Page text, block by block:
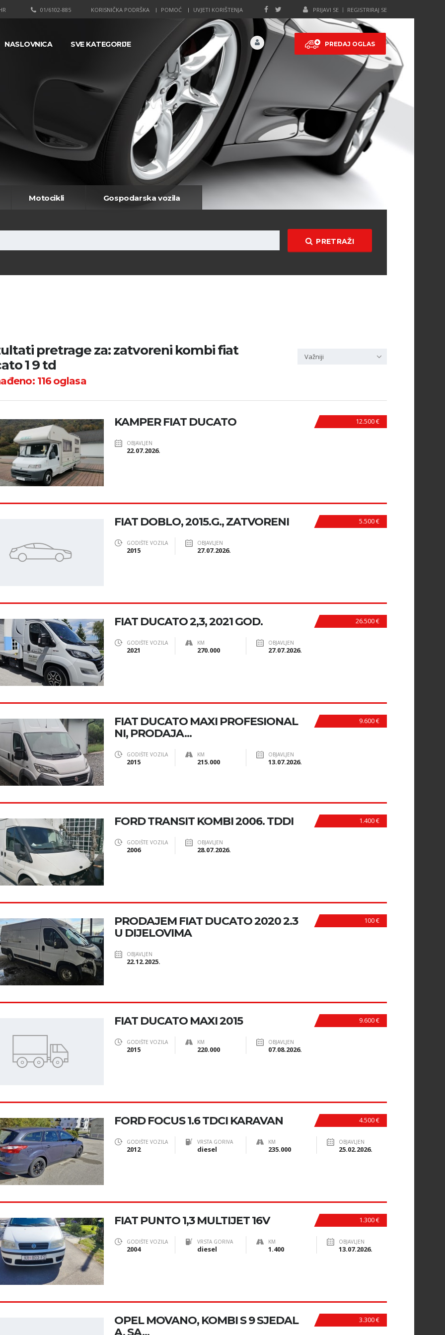
PRIJAVI SE REGISTRIRAJ SE
KORISNIČKA PODRŠKA POMOĆ UVJETI KORIŠTENJA
01/6102-885
PREDAJ OGLAS
NASLOVNICA SVE KATEGORIJE
Motocikli Gospodarska vozila
PRETRAŽI
pretrage za: zatvoreni kombi fiat
1 9 td
116oglasa
Važniji
12.500 €
KAMPER FIAT DUCATO
OBJAVLJEN
22.07.2026.
5.500 €
FIAT DOBLO, 2015.G., ZATVORENI
GODIŠTE VOZILA
2015
OBJAVLJEN
27.07.2026.
26.500 €
FIAT DUCATO 2,3, 2021 GOD.
GODIŠTE VOZILA
2021
KM
270.000
OBJAVLJEN
27.07.2026.
9.600 €
FIAT DUCATO MAXI PROFESIONAL
NI, PRODAJA...
GODIŠTE VOZILA
2015
KM
215.000
OBJAVLJEN
13.07.2026.
1.400 €
FORD TRANSIT KOMBI 2006. TDDI
GODIŠTE VOZILA
2006
OBJAVLJEN
28.07.2026.
100 €
PRODAJEM FIAT DUCATO 2020 2.3
U DIJELOVIMA
OBJAVLJEN
22.12.2025.
9.600 €
FIAT DUCATO MAXI 2015
GODIŠTE VOZILA
2015
KM
220.000
OBJAVLJEN
07.08.2026.
4.500 €
FORD FOCUS 1.6 TDCI KARAVAN
GODIŠTE VOZILA
2012
VRSTA GORIVA
diesel
KM
235.000
OBJAVLJEN
25.02.2026.
1.300 €
FIAT PUNTO 1,3 MULTIJET 16V
GODIŠTE VOZILA
2004
VRSTA GORIVA
diesel
KM
1.400
OBJAVLJEN
13.07.2026.
3.300 €
OPEL MOVANO, KOMBI S 9 SJEDAL
A, SA...